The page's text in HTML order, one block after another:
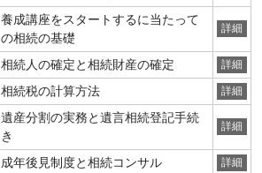
養成講座をスタートするに当たって
の相続の基礎
詳細
相続人の確定と相続財産の確定 詳細
相続税の計算方法 詳細
遺産分割の実務と遺言相続登記手続
き
詳細
成年後見制度と相続コンサル 詳細